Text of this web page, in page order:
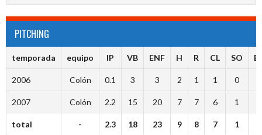
PITCHING
temporada equipo IP VB ENF H R CL SO
2006 Colón 0.1 3 3 2 1 1 0
2007 Colón 2.2 15 20 7 7 6 1
total - 2.3 18 23 9 8 7 1